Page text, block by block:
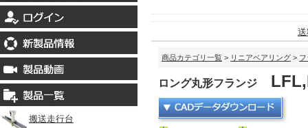
搬送走行台
商品カテゴリ一覧 > リニアベアリング >
ロング丸形フランジ